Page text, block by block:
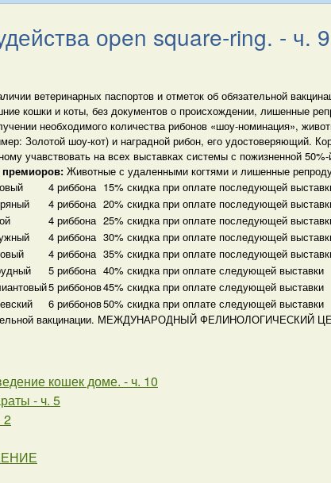
оpen square-ring. - ч. 9
ветеринарных паспортов и отметок об обязательной
кошки и коты, без документов о происхождении, лишенные
необходимого количества рибонов «шоу-номинация»,
Золотой шоу-кот) и наградной рибон, его удостоверяющий.
учавствовать на всех выставках системы с пожизненной 50%-
премиоров: Животные с удаленными когтями и лишенные
4 риббона 15% скидка при оплате последующей
4 риббона 20% скидка при оплате последующей
4 риббона 25% скидка при оплате последующей
4 риббона 30% скидка при оплате последующей
4 риббона 35% скидка при оплате последующей
5 риббона 40% скидка при оплате следующей выставки
5 риббонов45% скидка при оплате следующей выставки
6 риббонов50% скидка при оплате следующей выставки
вакцинации. МЕЖДУНАРОДНЫЙ ФЕЛИНОЛОГИЧЕСКИЙ
кошек доме. - ч. 10
- ч. 5
2